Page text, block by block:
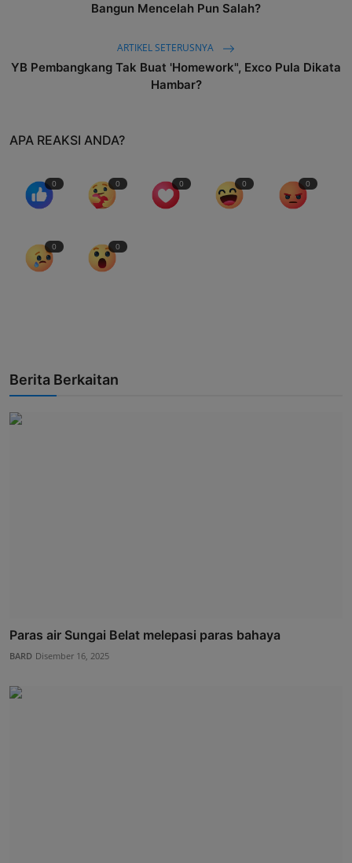
Bangun Mencelah Pun Salah?
ARTIKEL SETERUSNYA
YB Pembangkang Tak Buat 'Homework", Exco Pula Dikata
Hambar?
APA REAKSI ANDA?
0 0 0 0 0
0 0
Berita Berkaitan
Paras air Sungai Belat melepasi paras bahaya
BARD Disember 16, 2025